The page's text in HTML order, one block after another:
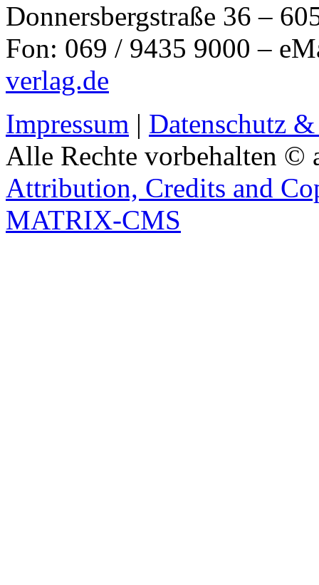
Donnersbergstraße 36 –
Fon: 069 / 9435 9000 –
verlag.de
Impressum | Datenschutz
Alle Rechte vorbehalten ©
Attribution, Credits and
MATRIX-CMS